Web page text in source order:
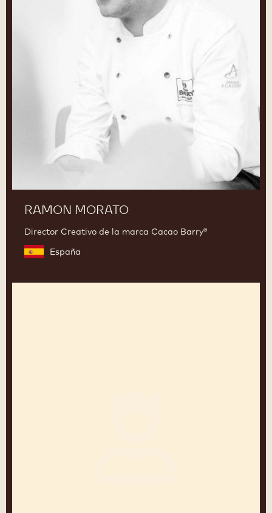
RAMON MORATO
Director Creativo de la marca Cacao Barry®
España